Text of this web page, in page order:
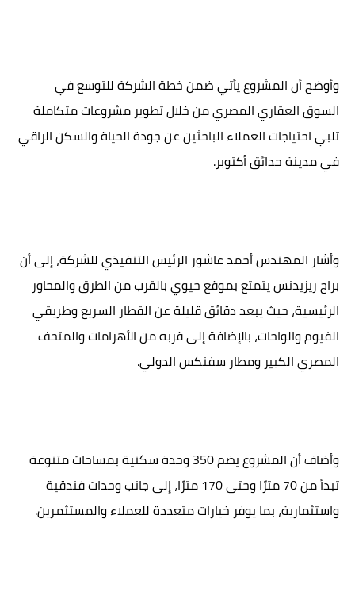
وأوضح أن المشروع يأتي ضمن خطة الشركة للتوسع في
السوق العقاري المصري من خلال تطوير مشروعات متكاملة
تلبي احتياجات العملاء الباحثين عن جودة الحياة والسكن الراقي
في مدينة حدائق أكتوبر.
وأشار المهندس أحمد عاشور الرئيس التنفيذي للشركة، إلى أن
براح ريزيدنس يتمتع بموقع حيوي بالقرب من الطرق والمحاور
الرئيسية، حيث يبعد دقائق قليلة عن القطار السريع وطريقي
الفيوم والواحات، بالإضافة إلى قربه من الأهرامات والمتحف
المصري الكبير ومطار سفنكس الدولي.
وأضاف أن المشروع يضم 350 وحدة سكنية بمساحات متنوعة
تبدأ من 70 مترًا وحتى 170 مترًا، إلى جانب وحدات فندقية
واستثمارية، بما يوفر خيارات متعددة للعملاء والمستثمرين.